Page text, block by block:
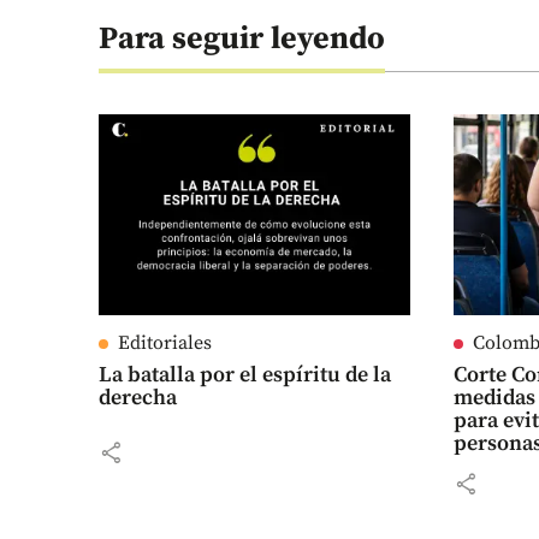
Para seguir leyendo
Editoriales
La batalla por el espíritu de la
derecha
share
Corte
para
share